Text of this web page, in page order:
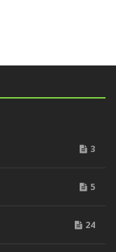
3
5
24